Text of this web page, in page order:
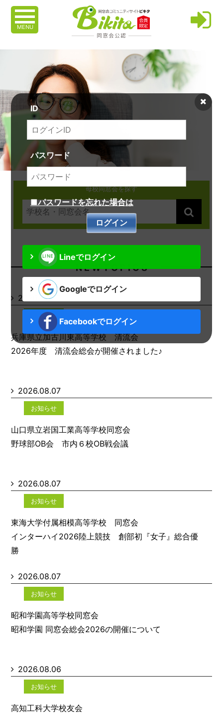
MENU
ID
パスワード
■パスワードを忘れた場合は
Lineでログイン
Googleでログイン
Facebookでログイン
母校同窓会を探す
N E W T O P I C S
2026.08.07
お知らせ
兵庫県立加古川東高等学校 清流会
2026年度 清流会総会が開催されました♪
2026.08.07
お知らせ
山口県立岩国工業高等学校同窓会
野球部OB会 市内６校OB戦会議
2026.08.07
お知らせ
東海大学付属相模高等学校 同窓会
インターハイ2026陸上競技 創部初『女子』総合優
勝
2026.08.07
お知らせ
昭和学園高等学校同窓会
昭和学園 同窓会総会2026の開催について
2026.08.06
お知らせ
高知工科大学校友会